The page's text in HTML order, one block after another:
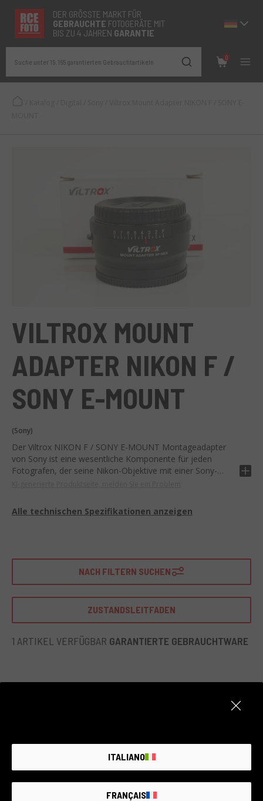
DER GRÖSSTE MARKT FÜR
GEBRAUCHTE FOTOGERÄTE MIT
BIS ZU 4 JAHREN GARANTIE
Suche unter 19.165 garantierten Gebrauchtartikeln
0
VILTROX MOUNT
ADAPTER NIKON F /
SONY E-MOUNT
(Sony)
Der Viltrox NIKON F / SONY E-MOUNT Montageadapter
von Sony ist eine wesentliche Komponente für jeden
Fotografen, der seine Nikon-Objektive mit einer Sony-
Dieser hochwertige Adapter bietet eine einfache
Kompatibilität mit einer Vielzahl von Nikon-Objektiven und
Der Viltrox-Adapter ist ideal für professionelle Studio- oder
Außenfotografie, bei der die Bildqualität entscheidend ist. Er
ist perfekt für Fotografen, die Flexibilität im Objektiveinsatz
benötigen, ohne die Leistung zu beeinträchtigen.
Alle technischen Spezifikationen anzeigen
NACH FILTERN SUCHEN
ZUSTANDSLEITFADEN
1 ARTIKEL VERFÜGBAR GARANTIERTE GEBRAUCHTWARE
ITALIANO
FRANÇAIS